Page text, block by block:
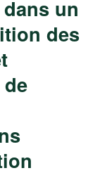
un
des